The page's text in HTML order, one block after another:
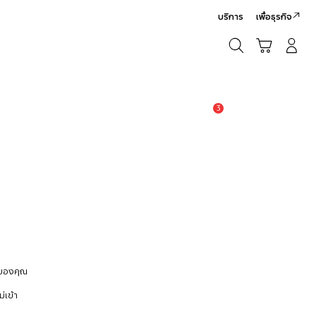
บริการ เพื่อธุรกิจ
3
องคุณ
ข้า